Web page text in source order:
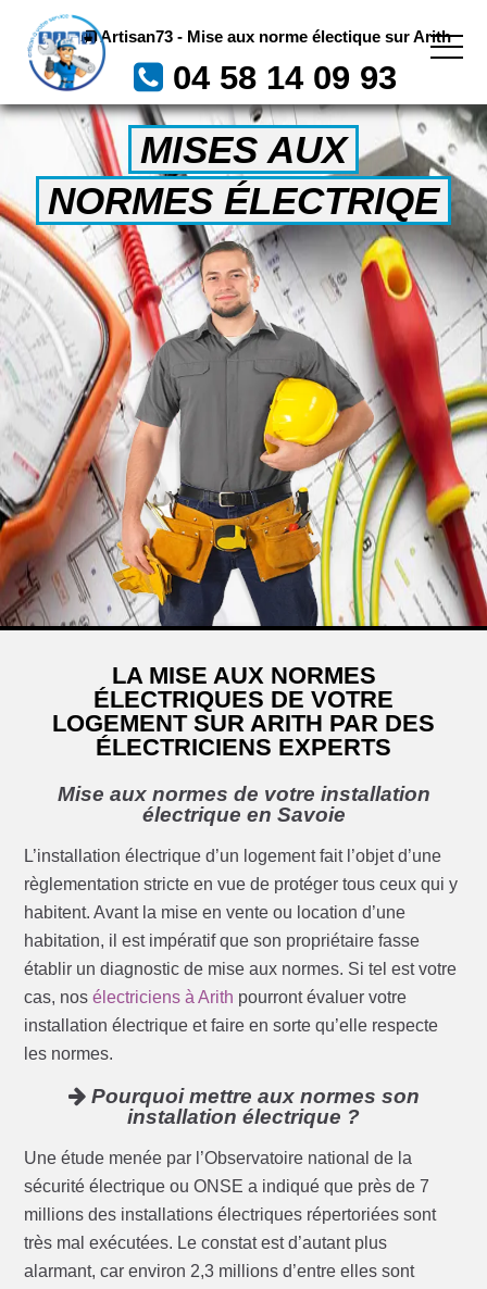
Artisan73 - Mise aux norme électique sur Arith
04 58 14 09 93
MISES AUX
NORMES ÉLECTRIQE
LA MISE AUX NORMES
ÉLECTRIQUES DE VOTRE
LOGEMENT SUR ARITH PAR DES
ÉLECTRICIENS EXPERTS
Mise aux normes de votre installation
électrique en Savoie
L’installation électrique d’un logement fait l’objet d’une
règlementation stricte en vue de protéger tous ceux qui y
habitent. Avant la mise en vente ou location d’une
habitation, il est impératif que son propriétaire fasse
établir un diagnostic de mise aux normes. Si tel est votre
cas, nosélectriciens à Arith pourront évaluer votre
installation électrique et faire en sorte qu’elle respecte
les normes.
Pourquoi mettre aux normes son
installation électrique ?
Une étude menée par l’Observatoire national de la
sécurité électrique ou ONSE a indiqué que près de 7
millions des installations électriques répertoriées sont
très mal exécutées. Le constat est d’autant plus
alarmant, car environ 2,3 millions d’entre elles sont